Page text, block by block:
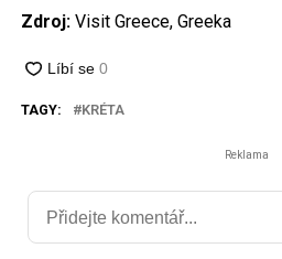
Zdroj:Visit Greece, Greeka
TAGY: KRÉTA
Reklama